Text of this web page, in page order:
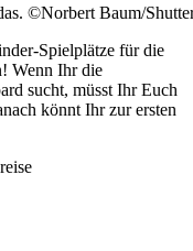
©Norbert Baum/
Spielplätze für die
Wenn Ihr die
sucht, müsst Ihr Euch
könnt Ihr zur ersten